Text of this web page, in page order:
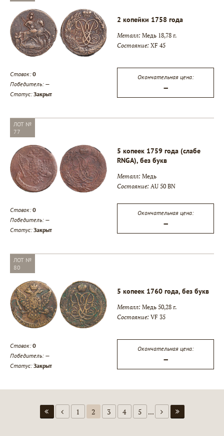
2 копейки 1758 года
Металл: Медь 18,78 г.
Состояние: XF 45
Ставок:0
Победитель: —
Статус:Закрыт
Окончательная цена:
—
ЛОТ №
77
5 копеек 1759 года (слабе
RNGA), без букв
Металл: Медь
Состояние: AU 50 BN
Ставок:0
Победитель: —
Статус:Закрыт
Окончательная цена:
—
ЛОТ №
80
5 копеек 1760 года, без букв
Металл: Медь 50,28 г.
Состояние: VF 35
Ставок:0
Победитель: —
Статус:Закрыт
Окончательная цена:
—
1 2 3 4 5 ...